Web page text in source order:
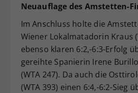
Neuauflage des Amstetten-
Im Anschluss holte die
Wiener Lokalmatadorin Kraus
ebenso klaren 6:2,-6:3-Erfolg
gereihte Spanierin Irene
(WTA 247). Da auch die
(WTA 393) einen 6:4,-6:2-Sieg